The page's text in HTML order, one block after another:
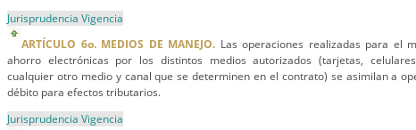
Jurisprudencia Vigencia
ARTÍCULO 6o. MEDIOS DE MANEJO. Las operaciones realizadas para el
ahorro electrónicas por los distintos medios autorizados (tarjetas,
cualquier otro medio y canal que se determinen en el contrato) se asimilan a
débito para efectos tributarios.
Jurisprudencia Vigencia